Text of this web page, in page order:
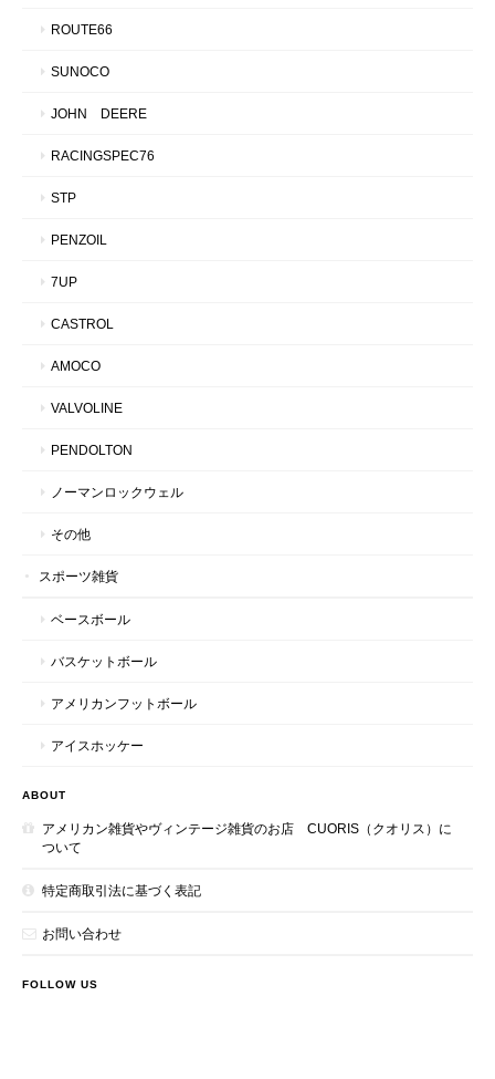
ROUTE66
SUNOCO
JOHN DEERE
RACINGSPEC76
STP
PENZOIL
7UP
CASTROL
AMOCO
VALVOLINE
PENDOLTON
ノーマンロックウェル
その他
スポーツ雑貨
ベースボール
バスケットボール
アメリカンフットボール
アイスホッケー
ABOUT
アメリカン雑貨やヴィンテージ雑貨のお店 CUORIS（クオリス）に
ついて
特定商取引法に基づく表記
お問い合わせ
FOLLOW US